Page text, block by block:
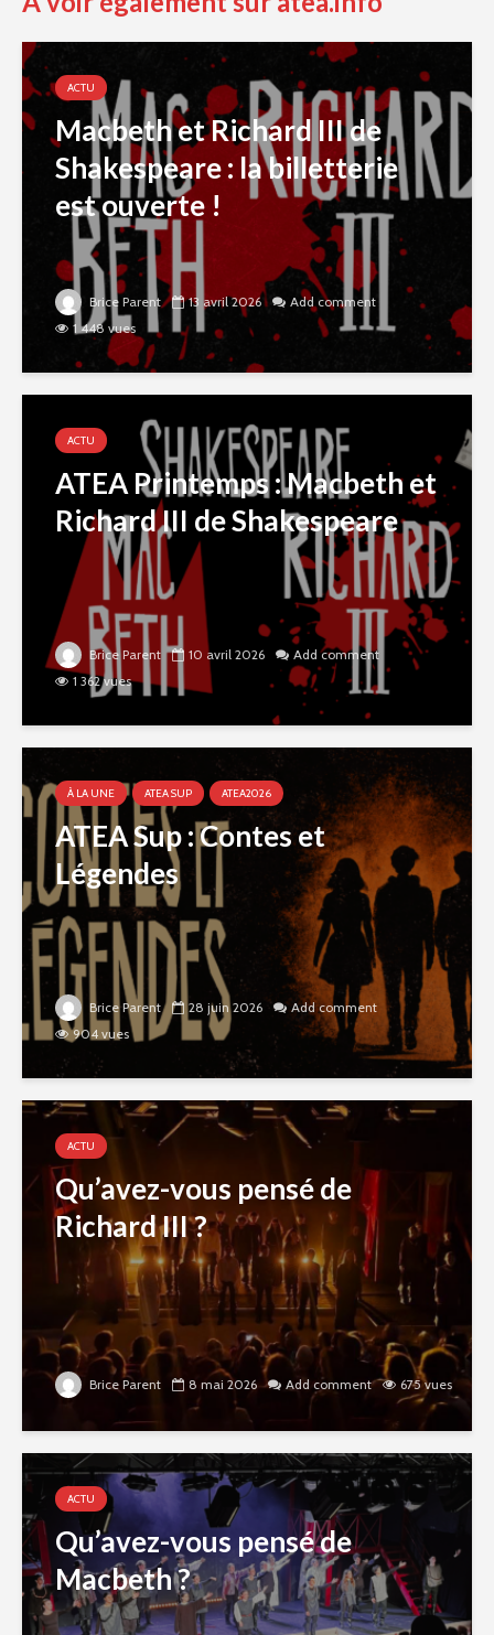
ACTU
Macbeth et Richard III de
Shakespeare : la billetterie
est ouverte !
Brice Parent 13 avril 2026
Add comment
1 448 vues
ACTU
ATEA Printemps : Macbeth et
Richard III de Shakespeare
Brice Parent 10 avril 2026
Add comment
1 362 vues
À LA UNE ATEA SUP ATEA2026
ATEA Sup : Contes et
Légendes
Brice Parent 28 juin 2026
Add comment
904 vues
ACTU
Qu’avez-vous pensé de
Richard III ?
Brice Parent 8 mai 2026 Add comment 675 vues
ACTU
Qu’avez-vous pensé de
Macbeth ?